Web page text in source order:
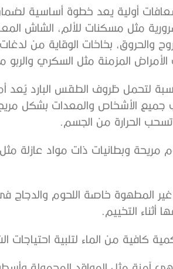
أولية يعد خطوة أساسية
مثل مسكنات للألم، الشاش
والحروق، بخاخات الوقاية من
المزمنة مثل السكري
لتحمل ظروف الطقس البارد يُعد
جميع الأشخاص والمعدات بشكل مريح
تسحب الحرارة من الجسم.
مريحة وبطانيات ذات مواد عازلة مثل
المطهوة خاصة اللحوم والدجاج
أثناء التخييم.
كافية من الماء لتلبية احتياجات